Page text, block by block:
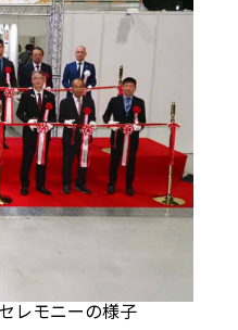
レモニーの様子